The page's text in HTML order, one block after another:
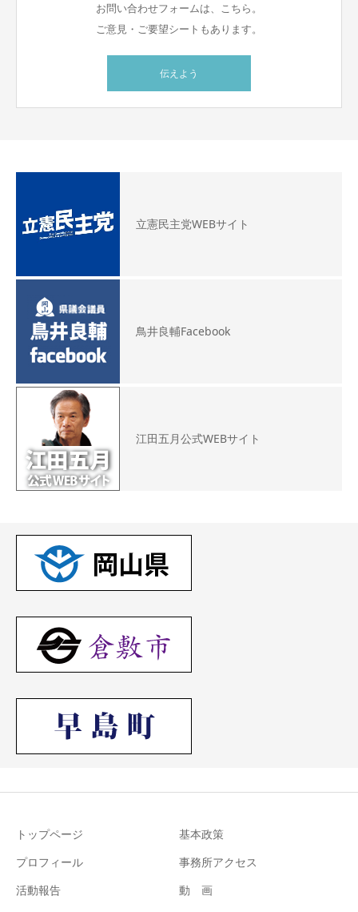
お問い合わせフォームは、こちら。
ご意見・ご要望シートもあります。
伝えよう
立憲民主党WEBサイト
鳥井良輔Facebook
江田五月公式WEBサイト
トップページ
基本政策
プロフィール
事務所アクセス
活動報告
動 画